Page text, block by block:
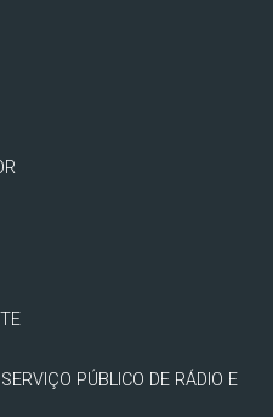
PÚBLICO DE RÁDIO E